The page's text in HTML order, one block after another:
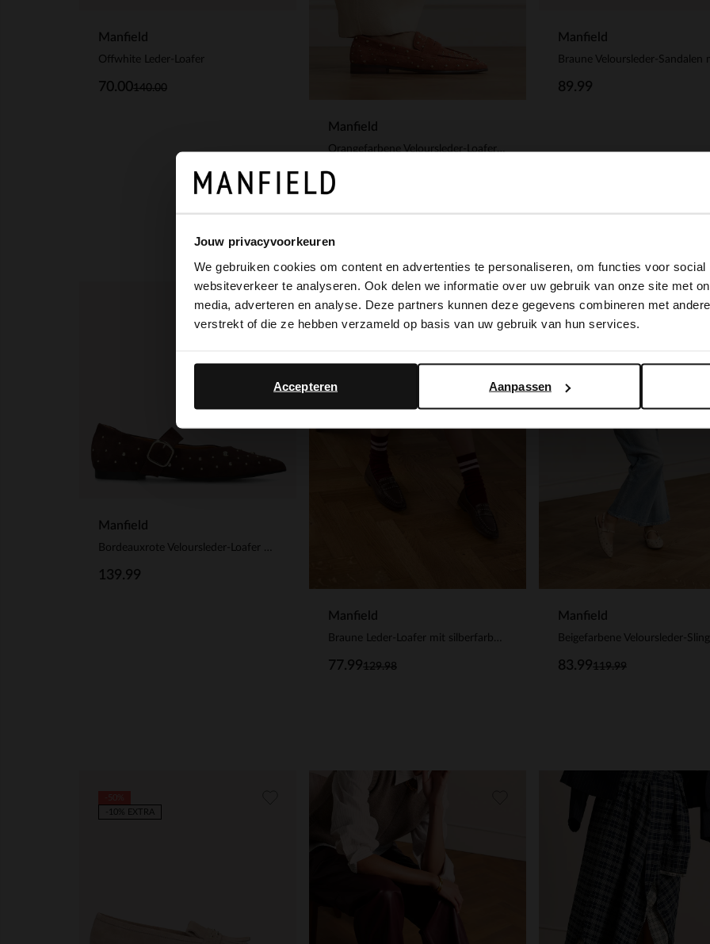
Jouw privacyvoorkeuren
We gebruiken cookies om content en advertenties te personaliseren, om functies voor
websiteverkeer te analyseren. Ook delen we informatie over uw gebruik van onze site met
media, adverteren en analyse. Deze partners kunnen deze gegevens combineren met
verstrekt of die ze hebben verzameld op basis van uw gebruik van hun services.
Aanpassen
Accepteren
Manfield
Offwhite Leder-Loafer
140.00
70.00
Manfield
Orangefarbene Veloursleder-Loafer mit Nieten
129.99
Manfield
89.99
Manfield
Bordeauxrote Veloursleder-Loafer mit goldfarbenen Nieten
139.99
Manfield
Braune Leder-Loafer mit silberfarbenen Nieten
129.98
77.99
-40%
-10% EXTRA
Manfield
119.99
83.99
-30%
-10% EXTRA
-10% EXTRA
It looks like your language isn't Dutch. Would you like to